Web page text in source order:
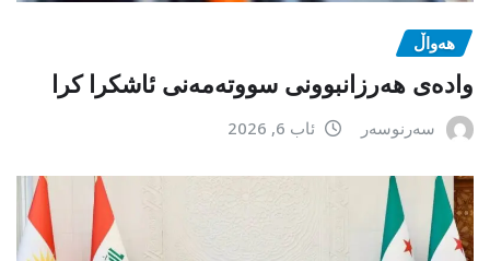
هەواڵ
وادەی هەرزانبوونی سووتەمەنی ئاشکرا کرا
سەرنوسەر ئاب 6, 2026